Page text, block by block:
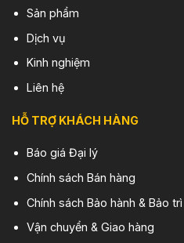
Sản phẩm
Dịch vụ
Kinh nghiệm
Liên hệ
HỖ TRỢ KHÁCH HÀNG
Báo giá Đại lý
Chính sách Bán hàng
Chính sách Bảo hành & Bảo trì
Vận chuyển & Giao hàng